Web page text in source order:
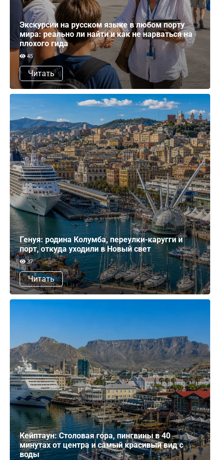
Экскурсии на русском языке в любом порту
мира: реально ли найти и как не нарваться на
плохого гида
45
Читать
Генуя: родина Колумба, переулки-каругги и
порт, откуда уходили в Новый свет
37
Читать
Кейптаун: Столовая гора, пингвины в 40
минутах от центра и самый красивый вид с
воды